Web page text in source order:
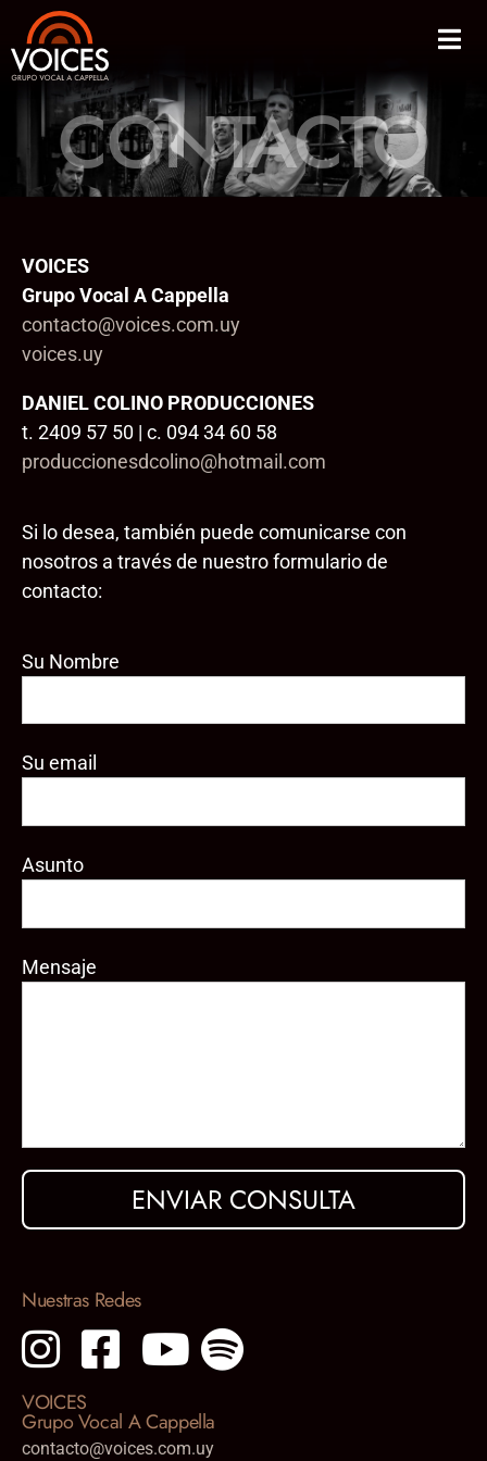
CONTACTO
VOICES
Grupo Vocal A Cappella
contacto@voices.com.uy
voices.uy
DANIEL COLINO PRODUCCIONES
t. 2409 57 50 | c. 094 34 60 58
produccionesdcolino@hotmail.com
Si lo desea, también puede comunicarse con
nosotros a través de nuestro formulario de
contacto:
Su Nombre
Su email
Asunto
Mensaje
Nuestras Redes
VOICES
Grupo Vocal A Cappella
contacto@voices.com.uy